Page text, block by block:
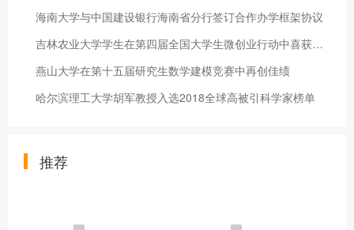
海南大学与中国建设银行海南省分行签订合作办学框架协议
吉林农业大学学生在第四届全国大学生微创业行动中喜获银奖
燕山大学在第十五届研究生数学建模竞赛中再创佳绩
哈尔滨理工大学胡军教授入选2018全球高被引科学家榜单
推荐